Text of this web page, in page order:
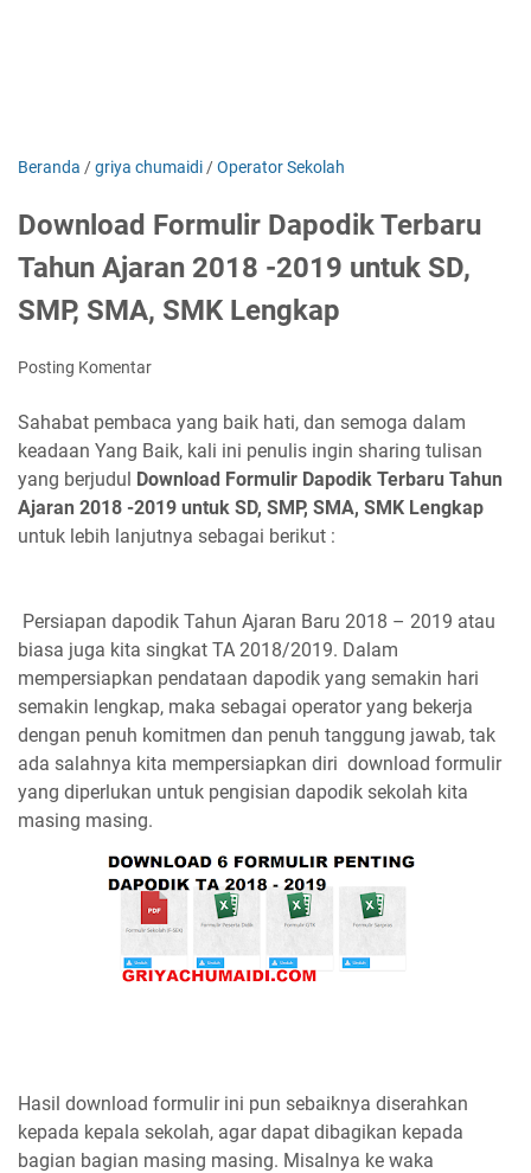
Beranda /griya chumaidi /Operator Sekolah
Download Formulir Dapodik Terbaru
Tahun Ajaran 2018 -2019 untuk SD,
SMP, SMA, SMK Lengkap
Posting Komentar
Sahabat pembaca yang baik hati, dan semoga dalam
keadaan Yang Baik, kali ini penulis ingin sharing tulisan
yang berjudul Download Formulir Dapodik Terbaru Tahun
Ajaran 2018 -2019 untuk SD, SMP, SMA, SMK Lengkap
untuk lebih lanjutnya sebagai berikut :
Persiapan dapodik Tahun Ajaran Baru 2018 – 2019 atau
biasa juga kita singkat TA 2018/2019. Dalam
mempersiapkan pendataan dapodik yang semakin hari
semakin lengkap, maka sebagai operator yang bekerja
dengan penuh komitmen dan penuh tanggung jawab, tak
ada salahnya kita mempersiapkan diri download formulir
yang diperlukan untuk pengisian dapodik sekolah kita
masing masing.
Hasil download formulir ini pun sebaiknya diserahkan
kepada kepala sekolah, agar dapat dibagikan kepada
bagian bagian masing masing. Misalnya ke waka